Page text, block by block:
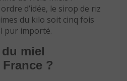
d’idée, le sirop de riz
du kilo soit cinq fois
pur importé.
du miel
?